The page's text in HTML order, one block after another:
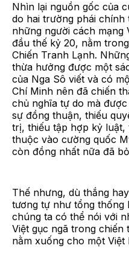
Nhìn lại nguồn gốc của
do hai trường phái
những người cách mạng
đầu thế kỷ 20, nằm
Chiến Tranh Lạnh.
thừa hưởng được một
của Nga Sô viết và có
Chí Minh nên đã chiến
chủ nghĩa tự do mà
sự đồng thuận, thiếu
trị, thiếu tập hợp kỷ luật,
thuộc vào cường quốc
còn đồng nhất nữa đã
Thế nhưng, dù thắng
tương tự như tổng thống
chúng ta có thể nói với
Việt gục ngã trong
nằm xuống cho một Việt